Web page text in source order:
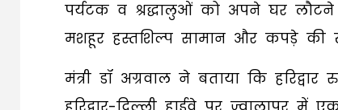
पर्यटक व श्रद्धालुओं को अपने घर लौटने
मशहूर हस्तशिल्प सामान और कपड़े की
मंत्री डॉ अग्रवाल ने बताया कि